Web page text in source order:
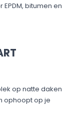
bitumen en
op natte daken
ophoopt op je